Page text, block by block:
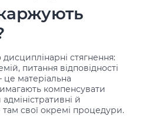
стягнення:
питання відповідності
це матеріальна
компенсувати
й
свої окремі процедури.